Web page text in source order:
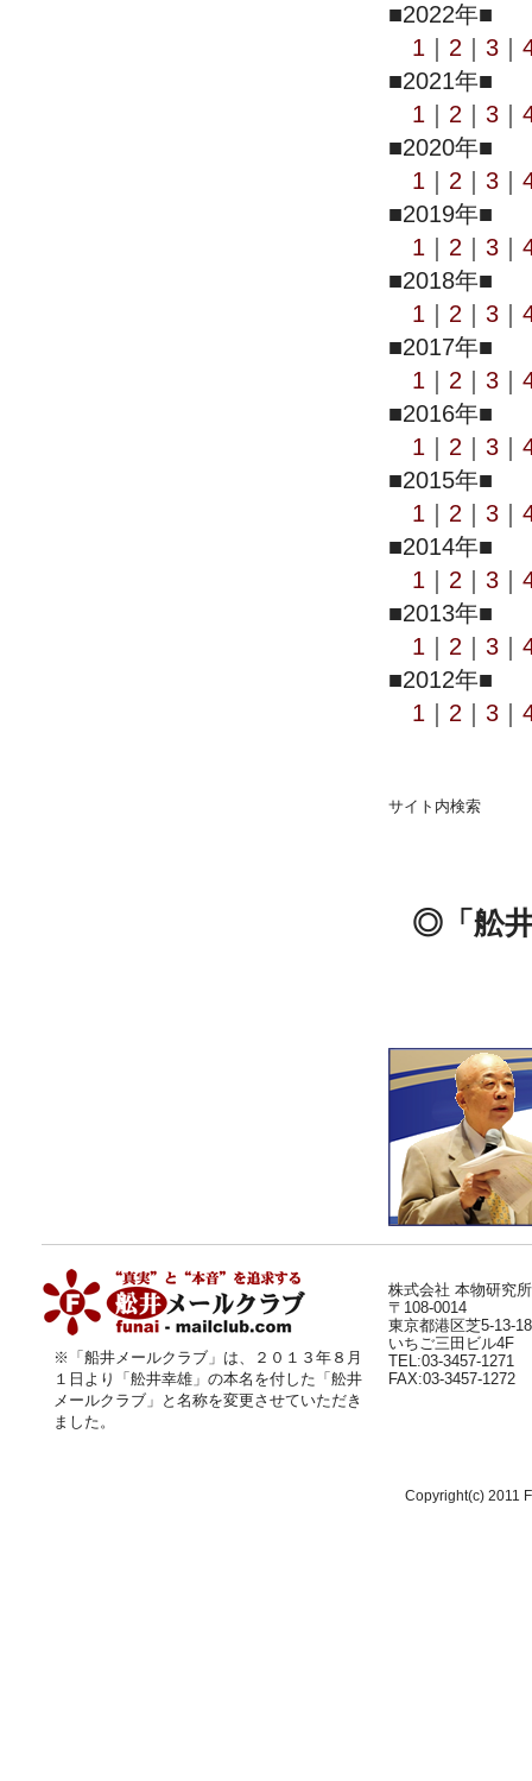
■2022年■
1
2 3
■2021年■
1
2 3
■2020年■
1
2 3
■2019年■
1
2 3
■2018年■
1
2 3
■2017年■
1
2 3
■2016年■
1
2 3
■2015年■
1
2 3
■2014年■
1
2 3
■2013年■
1
2 3
■2012年■
1
2 3
サイト内検索
◎「舩
※「船井メールクラブ」は、２０１３年８月
１日より
「舩井幸雄」 の本名を付した「舩井
メールクラブ」と名称を変更させていただき
ました。
株式会社 本物研究所
〒108-0014
東京都港区芝5-13-18
いちご三田ビル4F
TEL:03-3457-1271
FAX:03-3457-1272
Copyright(c) 2011